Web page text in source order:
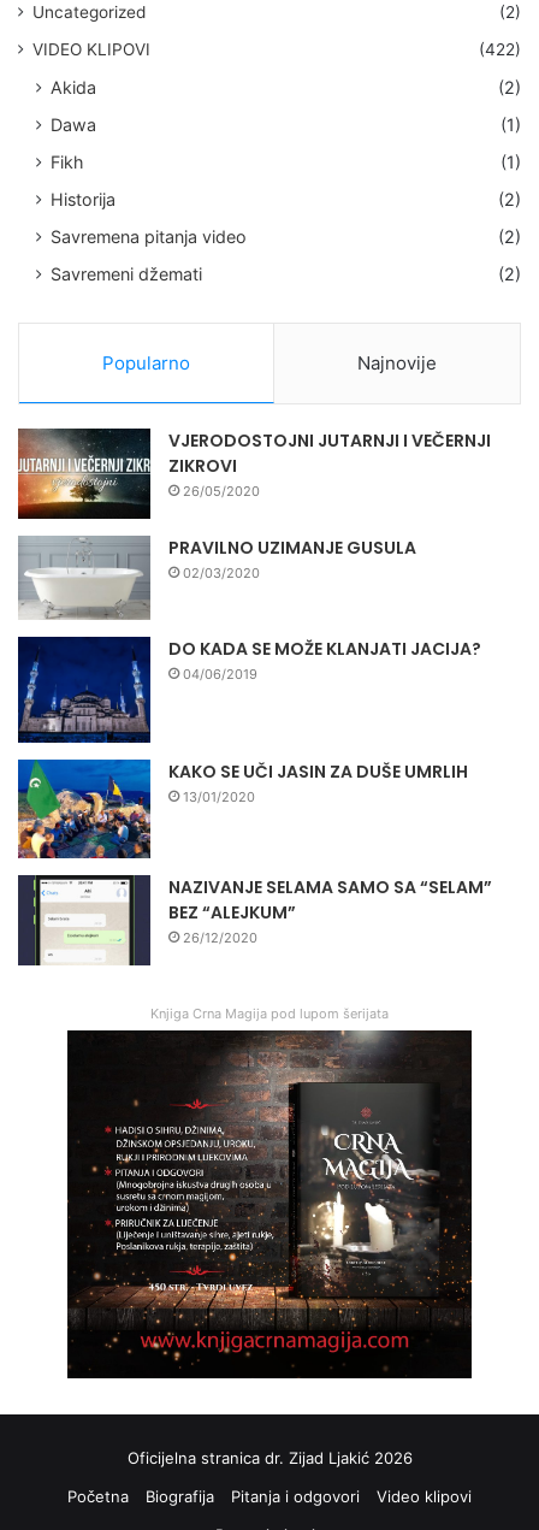
Uncategorized
(2)
VIDEO KLIPOVI
(422)
Akida
(2)
Dawa
(1)
Fikh
(1)
Historija
(2)
Savremena pitanja video
(2)
Savremeni džemati
(2)
Popularno Najnovije
VJERODOSTOJNI JUTARNJI I VEČERNJI
ZIKROVI
26/05/2020
PRAVILNO UZIMANJE GUSULA
02/03/2020
DO KADA SE MOŽE KLANJATI JACIJA?
04/06/2019
KAKO SE UČI JASIN ZA DUŠE UMRLIH
13/01/2020
NAZIVANJE SELAMA SAMO SA “SELAM”
BEZ “ALEJKUM”
26/12/2020
Knjiga Crna Magija pod lupom šerijata
Oficijelna stranica dr. Zijad Ljakić 2026
Početna
Biografija Pitanja i odgovori
Video klipovi